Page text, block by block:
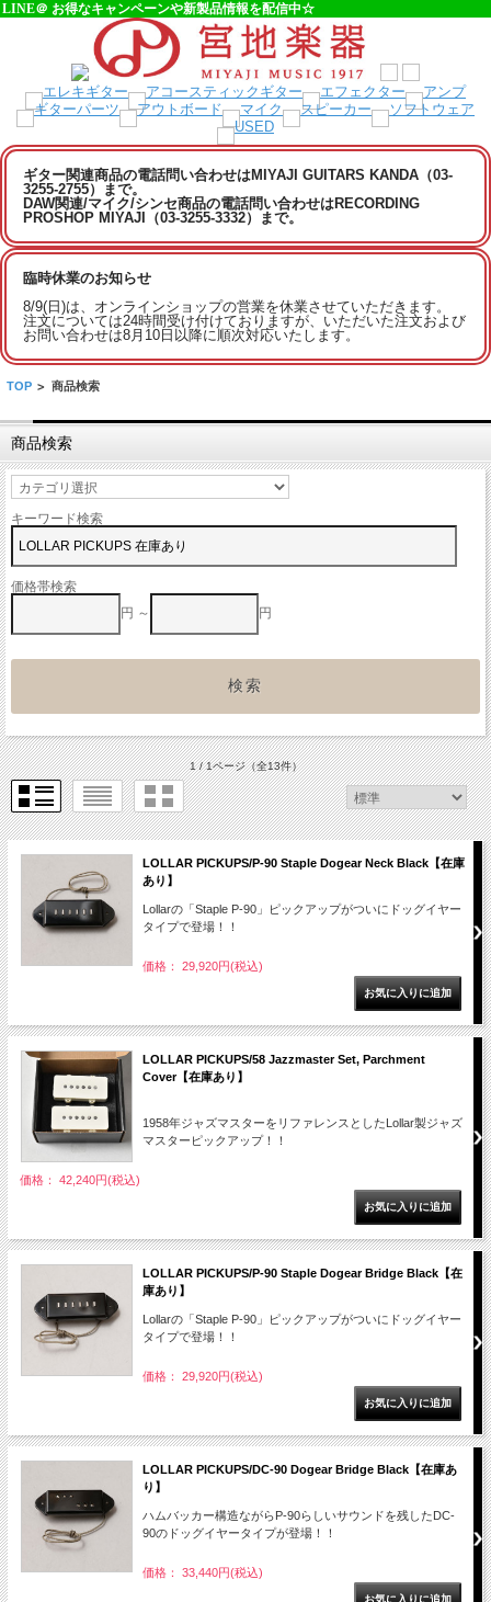
LINE＠ お得なキャンペーンや新製品情報を配信中☆
ギター関連商品の電話問い合わせはMIYAJI GUITARS KANDA（03-
3255-2755）まで。
DAW関連/マイク/シンセ商品の電話問い合わせはRECORDING
PROSHOP MIYAJI（03-3255-3332）まで。
臨時休業のお知らせ
8/9(日)は、オンラインショップの営業を休業させていただきます。
注文については24時間受け付けておりますが、いただいた注文および
お問い合わせは8月10日以降に順次対応いたします。
TOP > 商品検索
商品検索
キーワード検索
価格帯検索
円 ～
円
1 / 1ページ（全13件）
LOLLAR PICKUPS/P-90 Staple Dogear Neck Black【在庫
あり】
Lollarの「Staple P-90」ピックアップがついにドッグイヤー
タイプで登場！！
価格： 29,920円(税込)
LOLLAR PICKUPS/58 Jazzmaster Set, Parchment
Cover【在庫あり】
1958年ジャズマスターをリファレンスとしたLollar製ジャズ
マスターピックアップ！！
価格： 42,240円(税込)
LOLLAR PICKUPS/P-90 Staple Dogear Bridge Black【在
庫あり】
Lollarの「Staple P-90」ピックアップがついにドッグイヤー
タイプで登場！！
価格： 29,920円(税込)
LOLLAR PICKUPS/DC-90 Dogear Bridge Black【在庫あ
り】
ハムバッカー構造ながらP-90らしいサウンドを残したDC-
90のドッグイヤータイプが登場！！
価格： 33,440円(税込)